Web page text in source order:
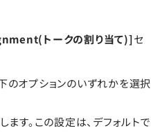
トークの割り当て)]セ
のオプションのいずれかを選択
す。この設定は、デフォルトで